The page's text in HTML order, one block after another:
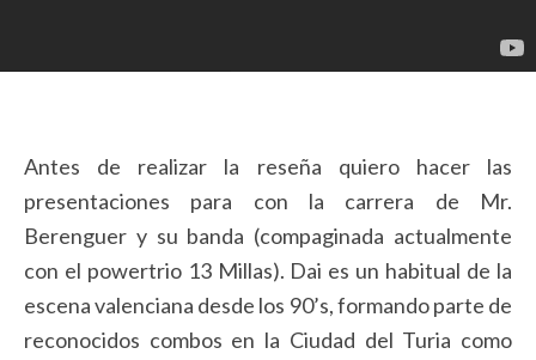
Antes de realizar la reseña quiero hacer las
presentaciones para con la carrera de Mr.
Berenguer y su banda (compaginada actualmente
con el powertrio 13 Millas). Dai es un habitual de la
escena valenciana desde los 90’s, formando parte de
reconocidos combos en la Ciudad del Turia como